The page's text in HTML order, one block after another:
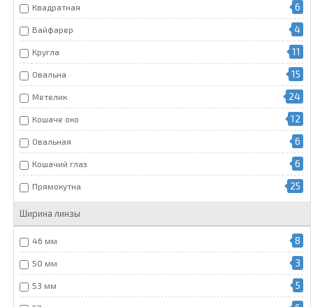
Квадратная 6
Вайфарер 4
Кругла 11
Овальна 15
Метелик 24
Кошаче око 12
Овальная 6
Кошачий глаз 6
Прямокутна 25
Ширина линзы
46 мм 8
50 мм 3
53 мм 5